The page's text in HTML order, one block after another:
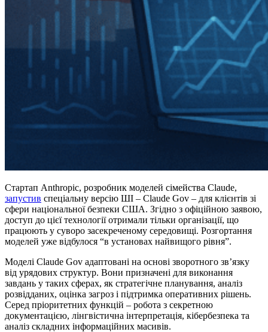
Стартап Anthropic, розробник моделей сімейства Claude,
запустив спеціальну версію ШІ – Claude Gov – для клієнтів зі
сфери національної безпеки США. Згідно з офіційною заявою,
доступ до цієї технології отримали тільки організації, що
працюють у суворо засекреченому середовищі. Розгортання
моделей уже відбулося “в установах найвищого рівня”.
Моделі Claude Gov адаптовані на основі зворотного зв’язку
від урядових структур. Вони призначені для виконання
завдань у таких сферах, як стратегічне планування, аналіз
розвідданих, оцінка загроз і підтримка оперативних рішень.
Серед пріоритетних функцій – робота з секретною
документацією, лінгвістична інтерпретація, кібербезпека та
аналіз складних інформаційних масивів.